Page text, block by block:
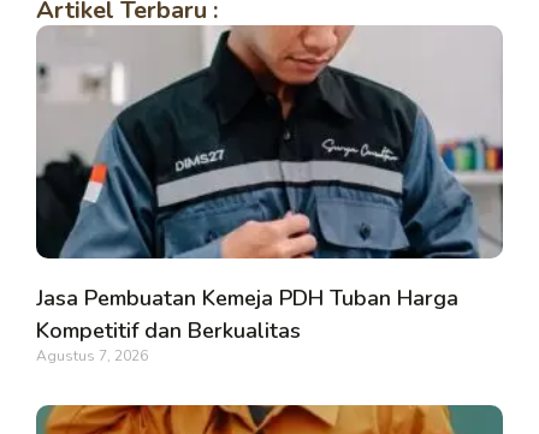
Artikel Terbaru :
Jasa Pembuatan Kemeja PDH Tuban Harga
Kompetitif dan Berkualitas
Agustus 7, 2026